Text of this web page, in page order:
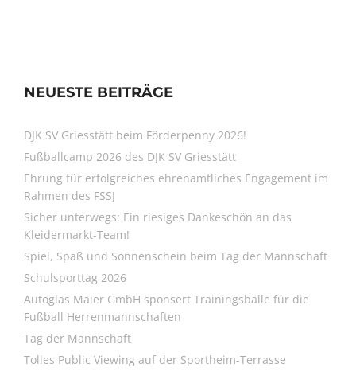
NEUESTE BEITRÄGE
DJK SV Griesstätt beim Förderpenny 2026!
Fußballcamp 2026 des DJK SV Griesstätt
Ehrung für erfolgreiches ehrenamtliches Engagement im
Rahmen des FSSJ
Sicher unterwegs: Ein riesiges Dankeschön an das
Kleidermarkt-Team!
Spiel, Spaß und Sonnenschein beim Tag der Mannschaft
Schulsporttag 2026
Autoglas Maier GmbH sponsert Trainingsbälle für die
Fußball Herrenmannschaften
Tag der Mannschaft
Tolles Public Viewing auf der Sportheim-Terrasse